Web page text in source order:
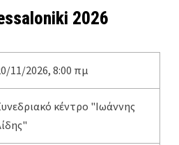
2026
11/2026, 8:00 πμ
κέντρο "Ιωάννης